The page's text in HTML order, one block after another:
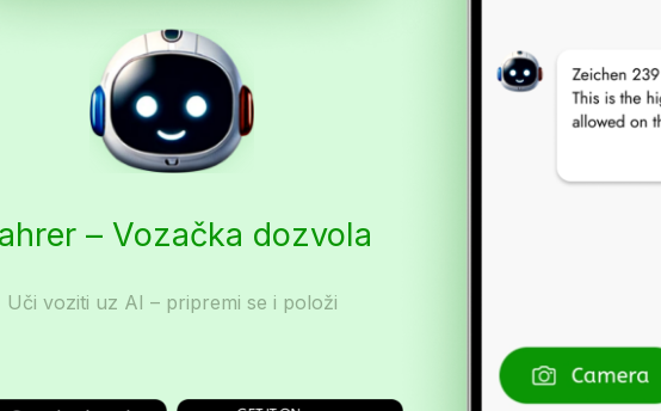
– Vozačka dozvola
Uči voziti uz AI – pripremi se i položi